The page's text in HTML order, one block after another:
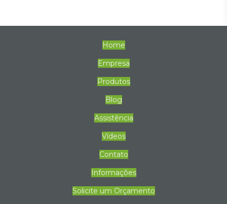
Home
Empresa
Produtos
Blog
Assistência
Vídeos
Contato
Informações
Solicite um Orçamento